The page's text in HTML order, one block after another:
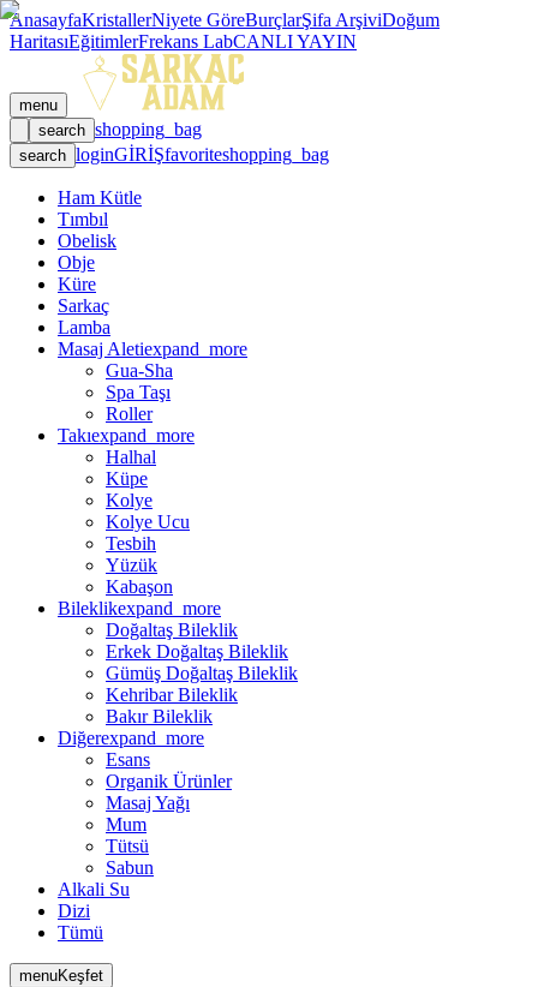
AnasayfaKristallerNiyete GöreBurçlarŞifa ArşiviDoğum
HaritasıEğitimlerFrekans LabCANLI YAYIN
menu
search shopping_bag
search loginGİRİŞfavoriteshopping_bag
Ham Kütle
Tımbıl
Obelisk
Obje
Küre
Sarkaç
Lamba
Masaj Aletiexpand_more
Gua-Sha
Spa Taşı
Roller
Takıexpand_more
Halhal
Küpe
Kolye
Kolye Ucu
Tesbih
Yüzük
Kabaşon
Bileklikexpand_more
Doğaltaş Bileklik
Erkek Doğaltaş Bileklik
Gümüş Doğaltaş Bileklik
Kehribar Bileklik
Bakır Bileklik
Diğerexpand_more
Esans
Organik Ürünler
Masaj Yağı
Mum
Tütsü
Sabun
Alkali Su
Dizi
Tümü
menuKeşfet